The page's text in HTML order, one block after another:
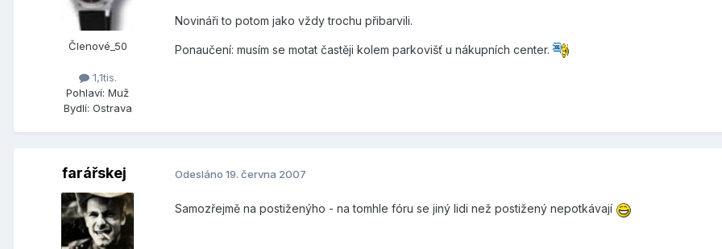
Členové_50
1,1tis.
Pohlaví: Muž
Bydlí: Ostrava
Novináři to potom jako vždy trochu přibarvili.
Ponaučení: musím se motat častěji kolem parkovišť u nákupních center.
farářskej Odesláno 19. června 2007
Samozřejmě na postiženýho - na tomhle fóru se jiný lidi než postižený nepotkávají